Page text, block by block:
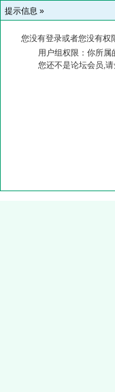
提示信息 »
您没有登录或者您没有权
用户组权限：你所
您还不是论坛会员,